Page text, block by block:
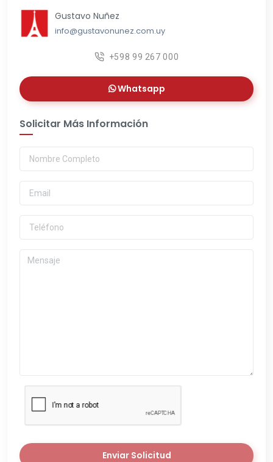
Gustavo Nuñez
info@gustavonunez.com.uy
+598 99 267 000
Whatsapp
Solicitar Más Información
Enviar Solicitud